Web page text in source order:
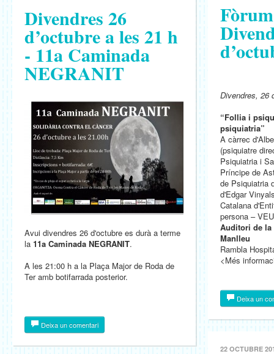
Divendres 26
d’octubre a les 21 h
- 11a Caminada
NEGRANIT
Avui divendres 26 d'octubre es durà a terme
la 11a Caminada NEGRANIT.
A les 21:00 h a la Plaça Major de Roda de
Ter amb botifarrada posterior.
Deixa un comentari
Divendres, 26
“Follia i
psiquiatria”
A càrrec
(psiquiatre
Psiquiatria i
Príncipe de
de Psiquiatria
d'Edgar
Catalana
persona –
Auditori de la
Manlleu
Rambla
<Més
Deixa un
22 OCTUBRE